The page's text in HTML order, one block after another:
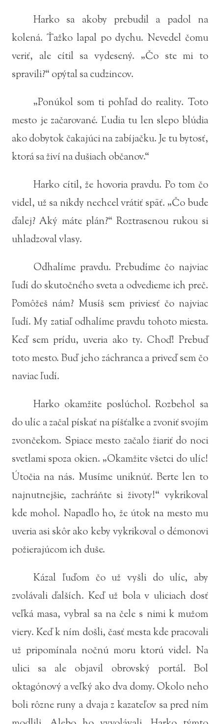
Harko sa akoby prebudil a padol na
kolená. Ťažko lapal po dychu. Nevedel čomu
veriť, ale cítil sa vydesený. „Čo ste mi to
spravili?“ opýtal sa cudzincov.
„Ponúkol som ti pohľad do reality. Toto
mesto je začarované. Ľudia tu len slepo blúdia
ako dobytok čakajúci na zabíjačku. Je tu bytosť,
ktorá sa živí na dušiach občanov.“
Harko cítil, že hovoria pravdu. Po tom čo
videl, už sa nikdy nechcel vrátiť späť. „Čo bude
ďalej? Aký máte plán?“ Roztrasenou rukou si
uhladzoval vlasy.
Odhalíme pravdu. Prebudíme čo najviac
ľudí do skutočného sveta a odvedieme ich preč.
Pomôžeš nám? Musíš sem priviesť čo najviac
ľudí. My zatiaľ odhalíme pravdu tohoto miesta.
Keď sem prídu, uveria ako ty. Choď! Prebuď
toto mesto. Buď jeho záchranca a priveď sem čo
naviac ľudí.
Harko okamžite poslúchol. Rozbehol sa
do ulíc a začal pískať na píšťalke a zvoniť svojím
zvončekom. Spiace mesto začalo žiariť do noci
svetlami spoza okien. „Okamžite všetci do ulíc!
Útočia na nás. Musíme uniknúť. Berte len to
najnutnejšie, zachráňte si životy!“ vykrikoval
kde mohol. Napadlo ho, že útok na mesto mu
uveria asi skôr ako keby vykrikoval o démonovi
požierajúcom ich duše.
Kázal ľuďom čo už vyšli do ulíc, aby
zvolávali ďalších. Keď už bola v uliciach dosť
veľká masa, vybral sa na čele s nimi k mužom
viery. Keď k ním došli, časť mesta kde pracovali
už pripomínala nočnú moru ktorú videl. Na
ulici sa ale objavil obrovský portál. Bol
oktagónový a veľký ako dva domy. Okolo neho
boli rôzne runy a dvaja z kazateľov sa pred ním